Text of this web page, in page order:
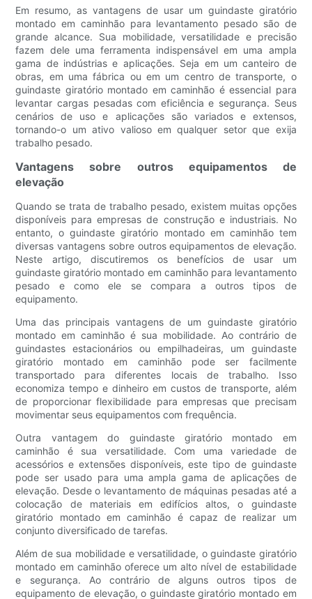
Em resumo, as vantagens de usar um guindaste giratório
montado em caminhão para levantamento pesado são de
grande alcance. Sua mobilidade, versatilidade e precisão
fazem dele uma ferramenta indispensável em uma ampla
gama de indústrias e aplicações. Seja em um canteiro de
obras, em uma fábrica ou em um centro de transporte, o
guindaste giratório montado em caminhão é essencial para
levantar cargas pesadas com eficiência e segurança. Seus
cenários de uso e aplicações são variados e extensos,
tornando-o um ativo valioso em qualquer setor que exija
trabalho pesado.
Vantagens sobre outros equipamentos de
elevação
Quando se trata de trabalho pesado, existem muitas opções
disponíveis para empresas de construção e industriais. No
entanto, o guindaste giratório montado em caminhão tem
diversas vantagens sobre outros equipamentos de elevação.
Neste artigo, discutiremos os benefícios de usar um
guindaste giratório montado em caminhão para levantamento
pesado e como ele se compara a outros tipos de
equipamento.
Uma das principais vantagens de um guindaste giratório
montado em caminhão é sua mobilidade. Ao contrário de
guindastes estacionários ou empilhadeiras, um guindaste
giratório montado em caminhão pode ser facilmente
transportado para diferentes locais de trabalho. Isso
economiza tempo e dinheiro em custos de transporte, além
de proporcionar flexibilidade para empresas que precisam
movimentar seus equipamentos com frequência.
Outra vantagem do guindaste giratório montado em
caminhão é sua versatilidade. Com uma variedade de
acessórios e extensões disponíveis, este tipo de guindaste
pode ser usado para uma ampla gama de aplicações de
elevação. Desde o levantamento de máquinas pesadas até a
colocação de materiais em edifícios altos, o guindaste
giratório montado em caminhão é capaz de realizar um
conjunto diversificado de tarefas.
Além de sua mobilidade e versatilidade, o guindaste giratório
montado em caminhão oferece um alto nível de estabilidade
e segurança. Ao contrário de alguns outros tipos de
equipamento de elevação, o guindaste giratório montado em